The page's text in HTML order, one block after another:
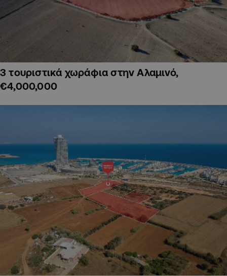
3 τουριστικά χωράφια στην Αλαμινό,
€4,000,000